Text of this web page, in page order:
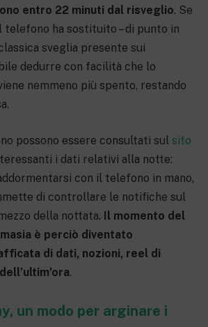
entro 22 minuti dal risveglio. Se
telefono ha sostituito – di punto in
sveglia presente sui
dedurre con facilità che lo
nemmeno più spento, restando
possono essere consultati sul sito
i dati relativi alla notte:
con il telefono in mano,
di controllare le notifiche sul
della nottata. Il momento del
è perciò diventato
di dati, nozioni, reel di
.
un modo per arginare i